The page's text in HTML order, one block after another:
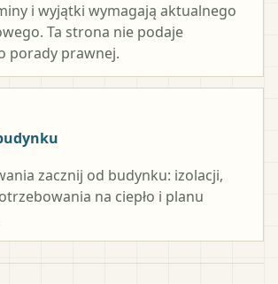
i wyjątki wymagają aktualnego
Ta strona nie podaje
porady prawnej.
zacznij od budynku: izolacji,
na ciepło i planu